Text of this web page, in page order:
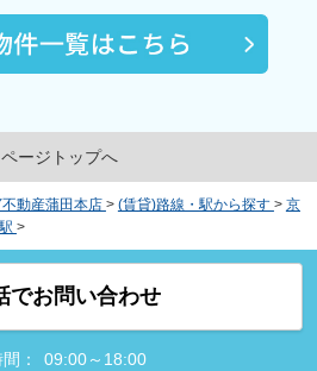
ページトップへ
動産蒲田本店 > (賃貸)路線・駅から探す > 京
>
でお問い合わせ
：
09:00～18:00